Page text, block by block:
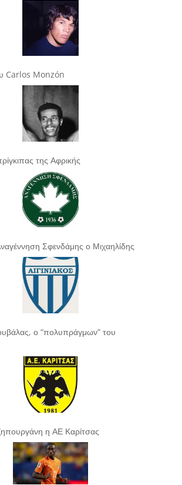
Carlos Monzón
της Αφρικής
Σφενδάμης ο Μιχαηλίδης
ο “πολυπράγμων” του
η ΑΕ Καρίτσας